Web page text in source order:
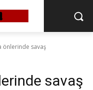
önlerinde savaş
savaş